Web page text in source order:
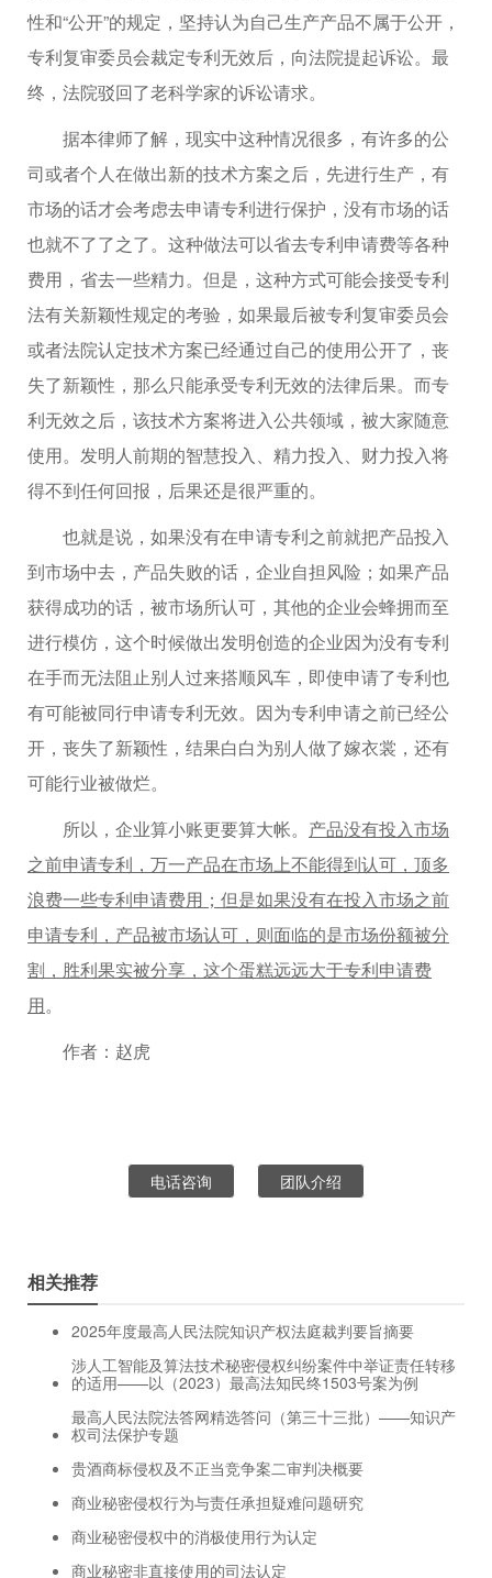
性和“公开”的规定，坚持认为自己生产产品不属于公开，
专利复审委员会裁定专利无效后，向法院提起诉讼。最
终，法院驳回了老科学家的诉讼请求。
据本律师了解，现实中这种情况很多，有许多的公
司或者个人在做出新的技术方案之后，先进行生产，有
市场的话才会考虑去申请专利进行保护，没有市场的话
也就不了了之了。这种做法可以省去专利申请费等各种
费用，省去一些精力。但是，这种方式可能会接受专利
法有关新颖性规定的考验，如果最后被专利复审委员会
或者法院认定技术方案已经通过自己的使用公开了，丧
失了新颖性，那么只能承受专利无效的法律后果。而专
利无效之后，该技术方案将进入公共领域，被大家随意
使用。发明人前期的智慧投入、精力投入、财力投入将
得不到任何回报，后果还是很严重的。
也就是说，如果没有在申请专利之前就把产品投入
到市场中去，产品失败的话，企业自担风险；如果产品
获得成功的话，被市场所认可，其他的企业会蜂拥而至
进行模仿，这个时候做出发明创造的企业因为没有专利
在手而无法阻止别人过来搭顺风车，即使申请了专利也
有可能被同行申请专利无效。因为专利申请之前已经公
开，丧失了新颖性，结果白白为别人做了嫁衣裳，还有
可能行业被做烂。
所以，企业算小账更要算大帐。 产品没有投入市场
之前申请专利，万一产品在市场上不能得到认可，顶多
浪费一些专利申请费用；但是如果没有在投入市场之前
申请专利，产品被市场认可，则面临的是市场份额被分
割，胜利果实被分享，这个蛋糕远远大于专利申请费
用。
作者：赵虎
电话咨询 团队介绍
相关推荐
2025年度最高人民法院知识产权法庭裁判要旨摘要
涉人工智能及算法技术秘密侵权纠纷案件中举证责任转移
的适用——以（2023）最高法知民终1503号案为例
最高人民法院法答网精选答问（第三十三批）——知识产
权司法保护专题
贵酒商标侵权及不正当竞争案二审判决概要
商业秘密侵权行为与责任承担疑难问题研究
商业秘密侵权中的消极使用行为认定
商业秘密非直接使用的司法认定